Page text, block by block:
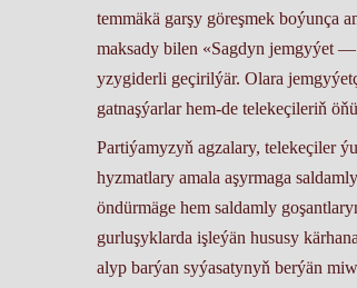
temmäkä garşy göreşmek boýunça
maksady bilen «Sagdyn jemgyýet
yzygiderli geçirilýär. Olara
gatnaşýarlar hem-de telekeçileriň
Partiýamyzyň agzalary, telekeçiler
hyzmatlary amala aşyrmaga
öndürmäge hem saldamly
gurluşyklarda işleýän hususy
alyp barýan syýasatynyň berýän